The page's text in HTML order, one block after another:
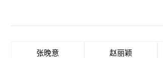
张晚意 赵丽颖